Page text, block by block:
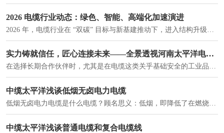
大清晰趋势，市场格局持续优化。
2026 电缆行业动态：绿色、智能、高端化加速演进
实力铸就信任，匠心连接未来——全景透视河南太平洋电缆厂
在选择长期合作伙伴时，尤其是在电缆这类关乎基础安全的工业品上，供应商的“内在实力”远比一纸报价单更重要。今天，我们邀请您“云参观”河南太平洋电缆厂，透过每一个细节，看我们如何将“可靠”二字，铸入每一米电缆。
中缆太平洋浅谈低烟无卤电力电缆
低烟无卤电力电缆是什么电缆？顾名思义：低烟，即降低了在燃烧时有害物体的产生；卤素对于人体来说是一种有毒气体，无卤就是没有毒气体的释放，通常是针对电缆遇火灾时而言的。低烟无卤电力电缆又可以称之为环保电缆，低烟无卤电缆大多数用于医院和对环境卫生要求比较严格的地方。
中缆太平洋浅谈普通电缆和复合电缆线